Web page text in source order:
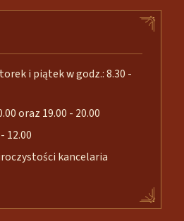
i piątek w godz.: 8.30 -
oraz 19.00 - 20.00
12.00
kancelaria